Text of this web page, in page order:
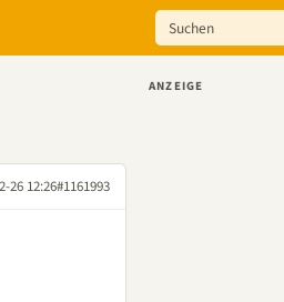
26 12:26#1161993
ANZEIGE